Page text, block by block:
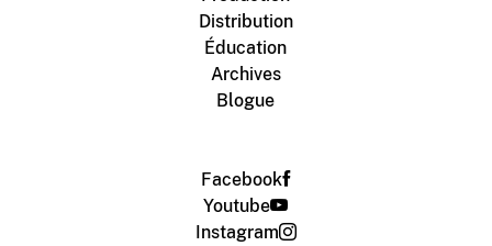
Distribution
Éducation
Archives
Blogue
Facebook
Youtube
Instagram